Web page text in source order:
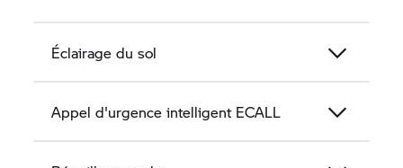
Éclairage du sol
Appel d'urgence intelligent ECALL